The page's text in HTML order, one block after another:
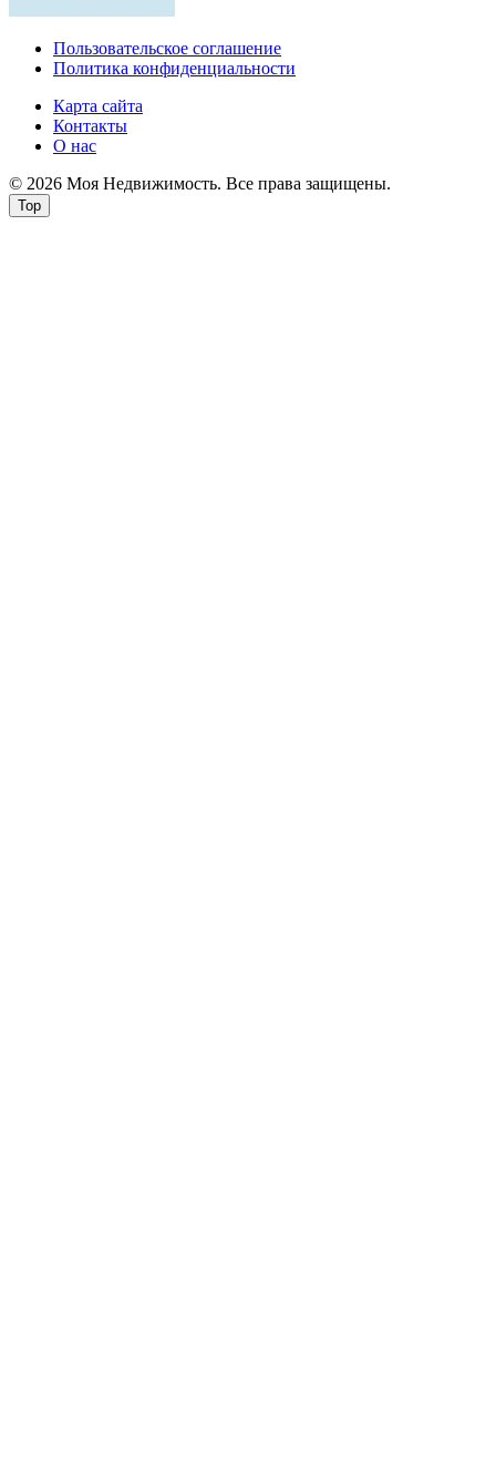
Пользовательское соглашение
Политика конфиденциальности
Карта сайта
Контакты
О нас
© 2026 Моя Недвижимость. Все права защищены.
Top